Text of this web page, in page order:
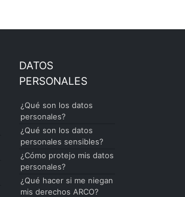
DATOS
PERSONALES
¿Qué son los datos
personales?
¿Qué son los datos
personales sensibles?
¿Cómo protejo mis datos
personales?
¿Qué hacer si me niegan
mis derechos ARCO?